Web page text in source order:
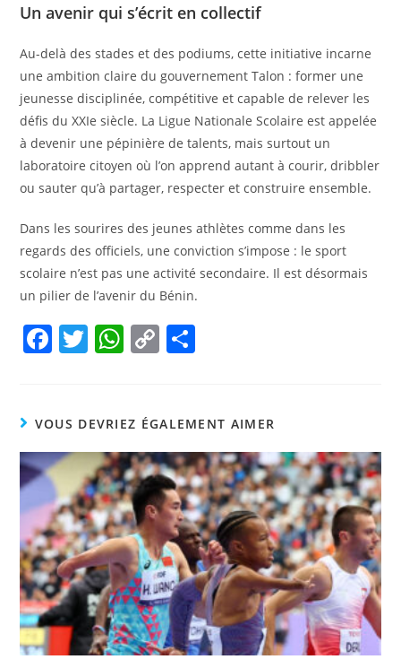
Un avenir qui s’écrit en collectif
Au-delà des stades et des podiums, cette initiative incarne
une ambition claire du gouvernement Talon : former une
jeunesse disciplinée, compétitive et capable de relever les
défis du XXIe siècle. La Ligue Nationale Scolaire est appelée
à devenir une pépinière de talents, mais surtout un
laboratoire citoyen où l’on apprend autant à courir, dribbler
ou sauter qu’à partager, respecter et construire ensemble.
Dans les sourires des jeunes athlètes comme dans les
regards des officiels, une conviction s’impose : le sport
scolaire n’est pas une activité secondaire. Il est désormais
un pilier de l’avenir du Bénin.
F
e
b
o
o
k
T
er
W
s
A
p
p
C
y
Li
n
k
g
er
VOUS DEVRIEZ ÉGALEMENT AIMER